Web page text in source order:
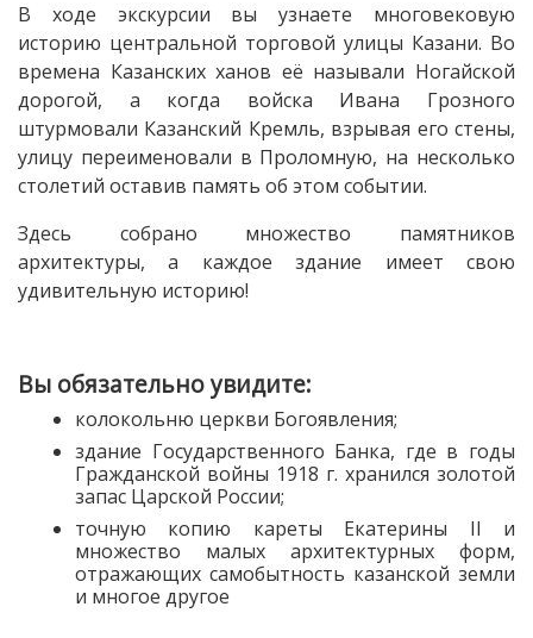
В ходе экскурсии вы узнаете многовековую
историю центральной торговой улицы Казани. Во
времена Казанских ханов её называли Ногайской
дорогой, а когда войска Ивана Грозного
штурмовали Казанский Кремль, взрывая его стены,
улицу переименовали в Проломную, на несколько
столетий оставив память об этом событии.
Здесь собрано множество памятников
архитектуры, а каждое здание имеет свою
удивительную историю!
Вы обязательно увидите:
колокольню церкви Богоявления;
здание Государственного Банка, где в годы
Гражданской войны 1918 г. хранился золотой
запас Царской России;
точную копию кареты Екатерины II и
множество малых архитектурных форм,
отражающих самобытность казанской земли
и многое другое